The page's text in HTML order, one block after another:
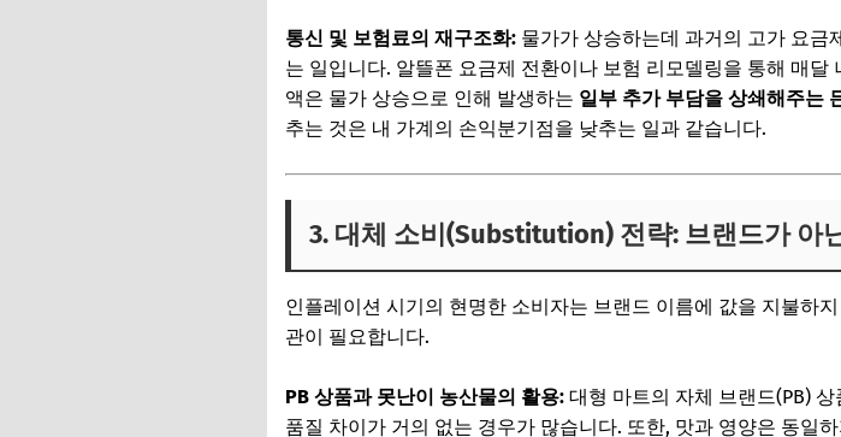
통신 및 보험료의 재구조화: 물가가 상승하는데 과거의 고가 요금
는 일입니다. 알뜰폰 요금제 전환이나 보험 리모델링을 통해 매
액은 물가 상승으로 인해 발생하는 일부 추가 부담을 상쇄해주는
추는 것은 내 가계의 손익분기점을 낮추는 일과 같습니다.
3. 대체 소비(Substitution) 전략: 브랜드가 아
인플레이션 시기의 현명한 소비자는 브랜드 이름에 값을 지불하
관이 필요합니다.
PB 상품과 못난이 농산물의 활용: 대형 마트의 자체 브랜드(PB)
품질 차이가 거의 없는 경우가 많습니다. 또한, 맛과 영양은 동일